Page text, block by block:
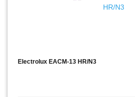
Electrolux EACM-13 HR/N3